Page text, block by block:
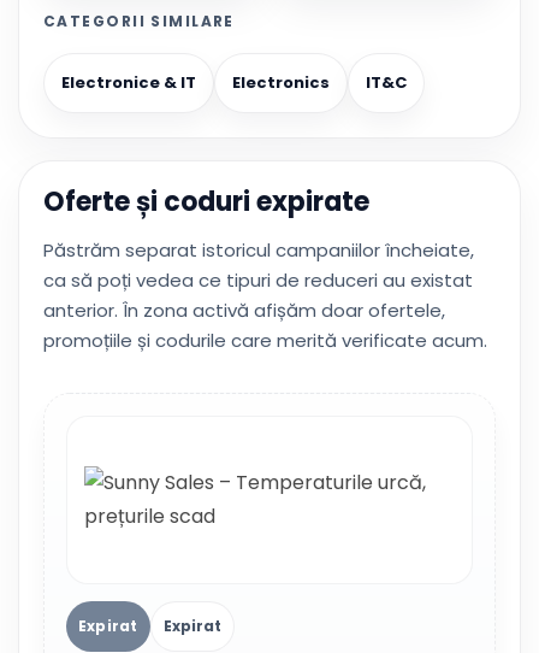
CATEGORII SIMILARE
Electronice & IT Electronics IT&C
Oferte și coduri expirate
Păstrăm separat istoricul campaniilor încheiate,
ca să poți vedea ce tipuri de reduceri au existat
anterior. În zona activă afișăm doar ofertele,
promoțiile și codurile care merită verificate acum.
Expirat Expirat